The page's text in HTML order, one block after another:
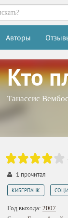
Авторы
Кто
Танассис Вембос
1 прочитал
КИБЕРПАНК
Год выхода: 2007